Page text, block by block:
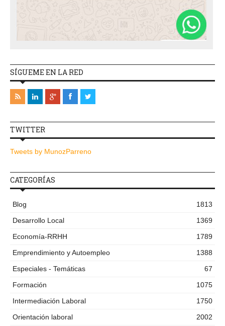
SÍGUEME EN LA RED
TWITTER
Tweets by MunozParreno
CATEGORÍAS
Blog
1813
Desarrollo Local
1369
Economía-RRHH
1789
Emprendimiento y Autoempleo
1388
Especiales - Temáticas
67
Formación
1075
Intermediación Laboral
1750
Orientación laboral
2002